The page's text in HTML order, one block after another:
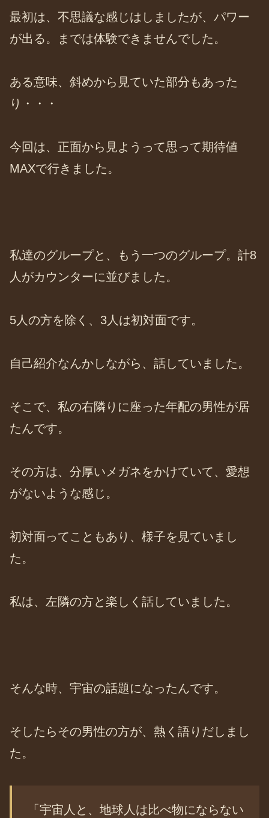
最初は、不思議な感じはしましたが、パワー
が出る。までは体験できませんでした。
ある意味、斜めから見ていた部分もあった
り・・・
今回は、正面から見ようって思って期待値
MAXで行きました。
私達のグループと、もう一つのグループ。計8
人がカウンターに並びました。
5人の方を除く、3人は初対面です。
自己紹介なんかしながら、話していました。
そこで、私の右隣りに座った年配の男性が居
たんです。
その方は、分厚いメガネをかけていて、愛想
がないような感じ。
初対面ってこともあり、様子を見ていまし
た。
私は、左隣の方と楽しく話していました。
そんな時、宇宙の話題になったんです。
そしたらその男性の方が、熱く語りだしまし
た。
「宇宙人と、地球人は比べ物にならない